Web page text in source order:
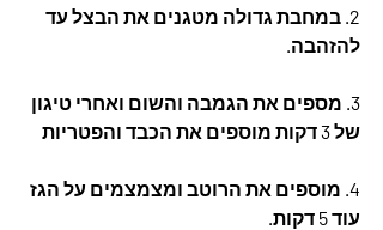
2. במחבת גדולה מטגנים את הבצל עד
להזהבה.
3. מספים את הגמבה והשום ואחרי טיגון
של 3 דקות מוספים את הכבד והפטריות
4. מוספים את הרוטב ומצמצמים על הגז
עוד 5 דקות.